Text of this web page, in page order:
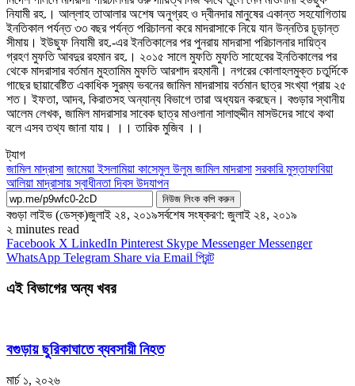
নিযামী রহ.। আল্লাহ তাআলার অশেষ অনুগ্রহ ও দ্বীনদার মানুষের একান্ত সহযোগিতায়
ইনতিকাল পর্যন্ত ৩৩ বছর পর্যন্ত পরিচালনা করে মাদরাসাকে নিয়ে যান উন্নতির চূড়ান্ত
সীমায়। ইউছুফ নিযামী রহ.-এর ইনতিকালের পর পুনরায় মাদরাসা পরিচালনার দায়িত্ব
গ্রহণ মুফতি আবদুর রহমান রহ.। ২০১৫ সালে মুফতি মুফতি সাহেবের ইনতিকালের পর
থেকে মাদরাসার বর্তমান মুহতামিম মুফতি আরশাদ রহমানী। নগরের কোলাহলমুক্ত চতুর্দিকে
গাছের ছায়াবেষ্টিত একাধিক সুরম্য ভবনের জামিল মাদরাসায় বর্তমান ছাত্র সংখ্যা প্রায় ২৫
শত। ইফতা, আদব, কিরাতসহ অন্যান্য বিভাগে তারা অধ্যয়ন করছেন। বগুড়ার স্থানীয়
আলেম লেখক, জামিল মাদরাসার সাবেক ছাত্র মাওলানা সালাহুদ্দীন মাসউদের সাথে কথা
বলে এসব তথ্য জানা যায়। ।। তারিক মুজিব ।।
ট্যাগ
জামিল মাদ্রাসা জামেয়া ইসলামিয়া কাসেমুল উলুম জামিল মাদরাসা সরকারি মুস্তাফাবিয়া
আলিয়া মাদ্রাসায় স্বাধীনতা দিবস উদযাপন
নিউজ লিংক কপি করুন
বগুড়া লাইভ (ডেস্ক)জুলাই ২৪, ২০১৯সর্বশেষ সংষ্করণ: জুলাই ২৪, ২০১৯
২ minutes read
Facebook X LinkedIn Pinterest Skype Messenger Messenger
WhatsApp Telegram Share via Email প্রিন্ট
এই বিভাগের অন্য খবর
বগুড়ায় ছুরিকাঘাতে ব্যবসায়ী নিহত
মার্চ ১, ২০২৬